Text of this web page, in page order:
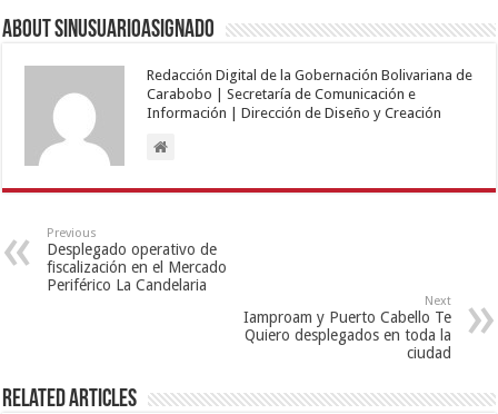
About sinusuarioasignado
Redacción Digital de la Gobernación Bolivariana de
Carabobo | Secretaría de Comunicación e
Información | Dirección de Diseño y Creación
Previous
Desplegado operativo de
fiscalización en el Mercado
Periférico La Candelaria
Next
Iamproam y Puerto Cabello Te
Quiero desplegados en toda la
ciudad
Related Articles